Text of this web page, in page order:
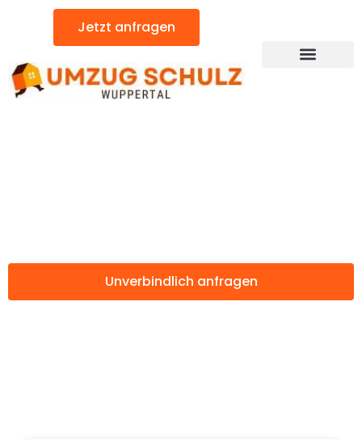
Jetzt anfragen
Unverbindlich anfragen